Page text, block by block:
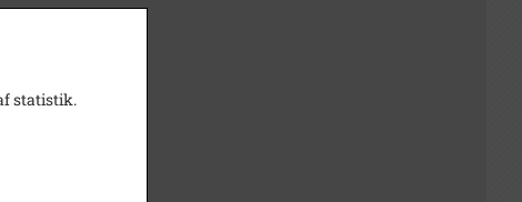
statistik.